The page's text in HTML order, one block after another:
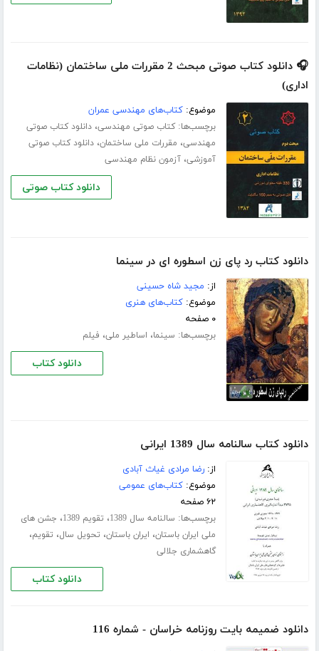
🎧 دانلود کتاب صوتی مبحث 2 مقررات ملی ساختمان (نظامات
اداری)
موضوع:کتاب‌های مهندسی عمران
برچسب‌ها:کتاب صوتی مهندسی،دانلود کتاب صوتی
مهندسی، مقررات ملی ساختمان،دانلود کتاب صوتی
آموزشی،آزمون نظام مهندسی
دانلود کتاب صوتی
دانلود کتاب رد پای زن اسطوره ای در سینما
از: مجید شاه حسینی
موضوع:کتاب‌های هنری
۰ صفحه
برچسب‌ها: سینما، اساطیر ملی، فیلم
دانلود کتاب
دانلود کتاب سالنامه سال 1389 ایرانی
از:رضا مرادی غیاث آبادی
موضوع:کتاب‌های عمومی
۶۲ صفحه
برچسب‌ها: سالنامه سال 1389 ، تقویم 1389 ، جشن های
ملی ایران باستان، ایران باستان، تحویل سال، تقویم،
گاهشماری جلالی
دانلود کتاب
دانلود ضمیمه بایت روزنامه خراسان - شماره 116